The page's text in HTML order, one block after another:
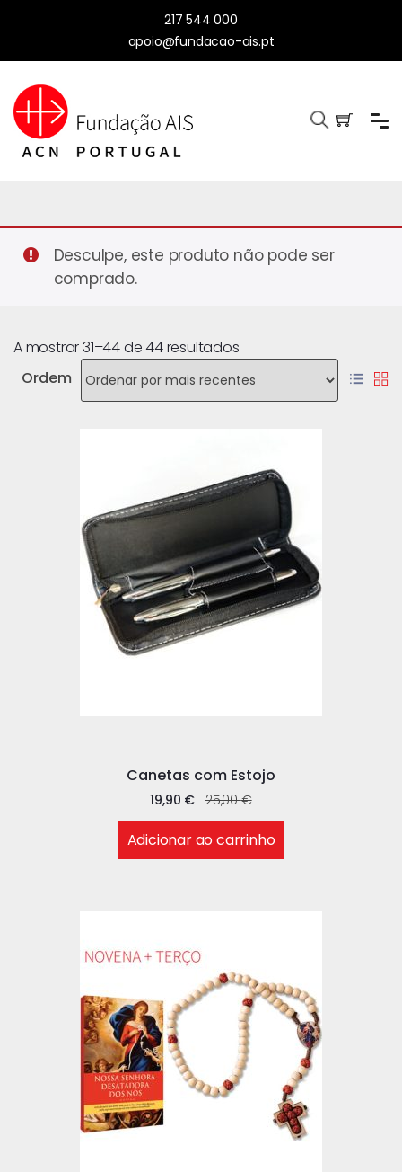
217 544 000
apoio@fundacao-ais.pt
Desculpe, este produto não pode ser
comprado.
A mostrar 31–44 de 44 resultados
Ordem
Canetas com Estojo
25,00€
19,90 €
Adicionar ao carrinho